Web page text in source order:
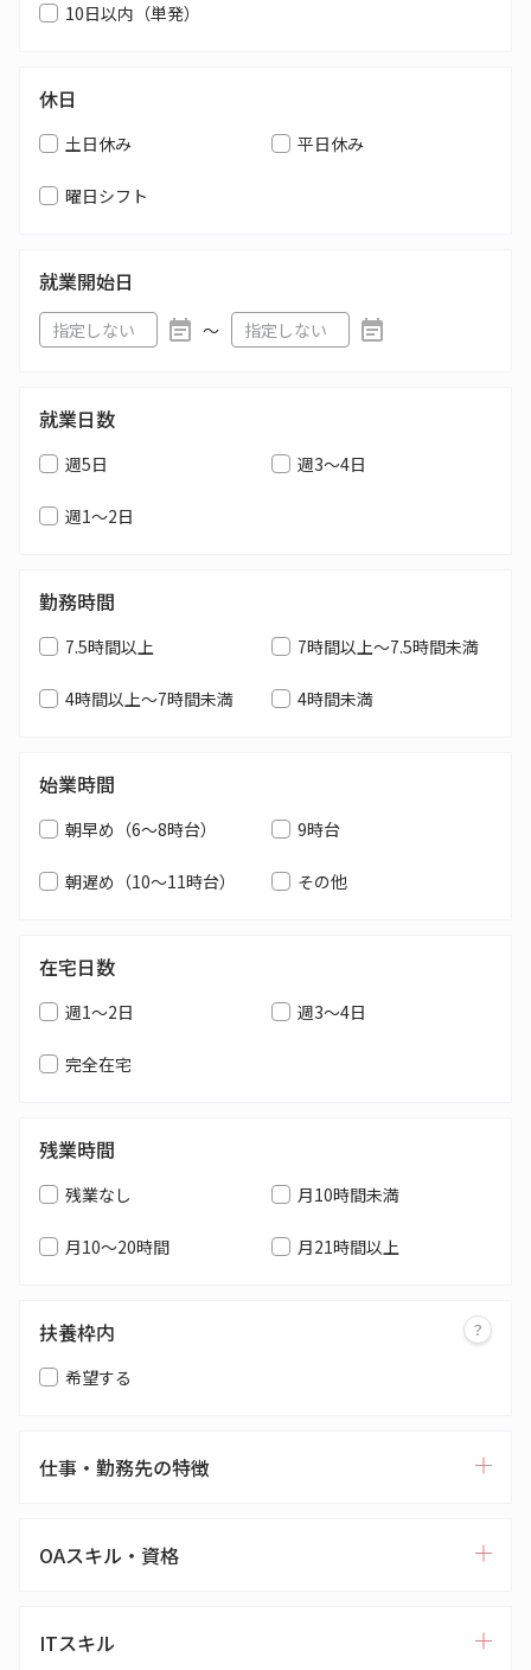
10日以内（単発）
休日
土日休み 平日休み
曜日シフト
就業開始日
〜
就業日数
週5日 週3～4日
週1～2日
勤務時間
7.5時間以上 7時間以上～7.5時間未満
4時間以上～7時間未満 4時間未満
始業時間
朝早め（6～8時台） 9時台
朝遅め（10～11時台） その他
在宅日数
週1～2日 週3～4日
完全在宅
残業時間
残業なし 月10時間未満
月10～20時間 月21時間以上
扶養枠内
希望する
仕事・勤務先の特徴
OAスキル・資格
ITスキル